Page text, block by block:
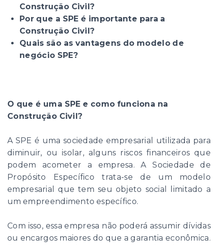
Construção Civil?
Por que a SPE é importante para a
Construção Civil?
Quais são as vantagens do modelo de
negócio SPE?
O que é uma SPE e como funciona na
Construção Civil?
A SPE é uma sociedade empresarial utilizada para
diminuir, ou isolar, alguns riscos financeiros que
podem acometer a empresa. A Sociedade de
Propósito Específico trata-se de um modelo
empresarial que tem seu objeto social limitado a
um empreendimento específico.
Com isso, essa empresa não poderá assumir dívidas
ou encargos maiores do que a garantia econômica.